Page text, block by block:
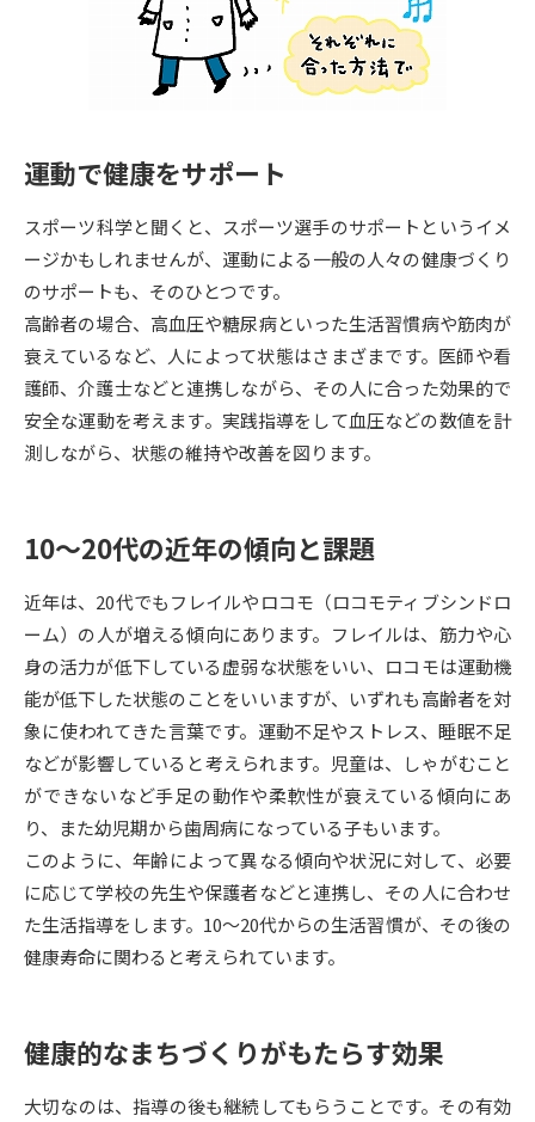
留学・進学関連、塾・予備校
大学入学共通テスト「受験案
内」の請求
大学入学共通テスト「受験上の
幼稚園教員資格認定試験
高等学校（情報）教員資格認定
試験
大学研究 大学検索
大学で学べる内容や特徴を調べる
データサイエンス特集 奨学金・特待生制度特集
デジタルパンフレット 進路の３択
新学年スタート号特集ページ
（高3生用）
新学年スタート号特集ページ
（高2生用）
SELFBRAND特集ページ
オープンキャンパスなどを調べる
オープンキャンパス検索 実施プログラムから探す
来場型・Web型イベント特集 夢ナビライブ
受験準備 資料検索
運動で健康をサポート
スポーツ科学と聞くと、スポーツ選手のサポートというイメ
ージかもしれませんが、運動による一般の人々の健康づくり
のサポートも、そのひとつです。
高齢者の場合、高血圧や糖尿病といった生活習慣病や筋肉が
衰えているなど、人によって状態はさまざまです。医師や看
護師、介護士などと連携しながら、その人に合った効果的で
安全な運動を考えます。実践指導をして血圧などの数値を計
測しながら、状態の維持や改善を図ります。
10～20代の近年の傾向と課題
近年は、20代でもフレイルやロコモ（ロコモティブシンドロ
ーム）の人が増える傾向にあります。フレイルは、筋力や心
身の活力が低下している虚弱な状態をいい、ロコモは運動機
能が低下した状態のことをいいますが、いずれも高齢者を対
象に使われてきた言葉です。運動不足やストレス、睡眠不足
などが影響していると考えられます。児童は、しゃがむこと
ができないなど手足の動作や柔軟性が衰えている傾向にあ
り、また幼児期から歯周病になっている子もいます。
このように、年齢によって異なる傾向や状況に対して、必要
に応じて学校の先生や保護者などと連携し、その人に合わせ
た生活指導をします。10～20代からの生活習慣が、その後の
健康寿命に関わると考えられています。
健康的なまちづくりがもたらす効果
大切なのは、指導の後も継続してもらうことです。その有効